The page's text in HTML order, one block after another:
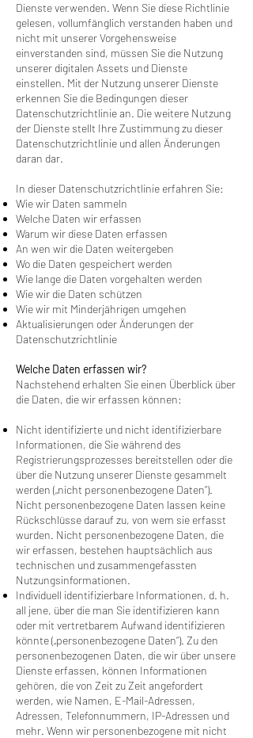
Dienste verwenden. Wenn Sie diese Richtlinie
gelesen, vollumfänglich verstanden haben und
nicht mit unserer Vorgehensweise
einverstanden sind, müssen Sie die Nutzung
unserer digitalen Assets und Dienste
einstellen. Mit der Nutzung unserer Dienste
erkennen Sie die Bedingungen dieser
Datenschutzrichtlinie an. Die weitere Nutzung
der Dienste stellt Ihre Zustimmung zu dieser
Datenschutzrichtlinie und allen Änderungen
daran dar.
In dieser Datenschutzrichtlinie erfahren Sie:
Wie wir Daten sammeln
Welche Daten wir erfassen
Warum wir diese Daten erfassen
An wen wir die Daten weitergeben
Wo die Daten gespeichert werden
Wie lange die Daten vorgehalten werden
Wie wir die Daten schützen
Wie wir mit Minderjährigen umgehen
Aktualisierungen oder Änderungen der
Datenschutzrichtlinie
Welche Daten erfassen wir?
Nachstehend erhalten Sie einen Überblick über
die Daten, die wir erfassen können:
Nicht identifizierte und nicht identifizierbare
Informationen, die Sie während des
Registrierungsprozesses bereitstellen oder die
über die Nutzung unserer Dienste gesammelt
werden („nicht personenbezogene Daten“).
Nicht personenbezogene Daten lassen keine
Rückschlüsse darauf zu, von wem sie erfasst
wurden. Nicht personenbezogene Daten, die
wir erfassen, bestehen hauptsächlich aus
technischen und zusammengefassten
Nutzungsinformationen.
Individuell identifizierbare Informationen, d. h.
all jene, über die man Sie identifizieren kann
oder mit vertretbarem Aufwand identifizieren
könnte („personenbezogene Daten“). Zu den
personenbezogenen Daten, die wir über unsere
Dienste erfassen, können Informationen
gehören, die von Zeit zu Zeit angefordert
werden, wie Namen, E-Mail-Adressen,
Adressen, Telefonnummern, IP-Adressen und
mehr. Wenn wir personenbezogene mit nicht